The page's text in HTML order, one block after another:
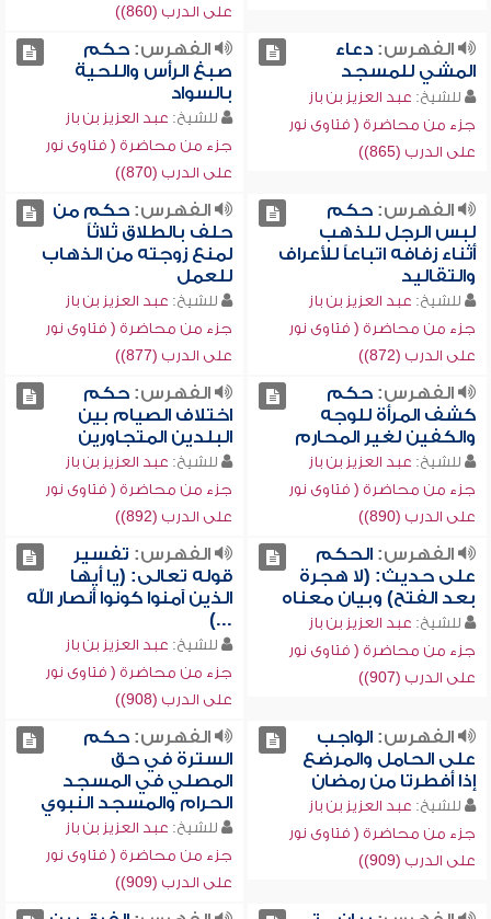
على الدرب (860))
الفهرس:دعاء
المشي للمسجد
للشيخ: عبد العزيز بن باز
جزء من محاضرة ( فتاوى نور
على الدرب (865))
الفهرس:حكم
صبغ الرأس واللحية
بالسواد
للشيخ: عبد العزيز بن باز
جزء من محاضرة ( فتاوى نور
على الدرب (870))
الفهرس:حكم
لبس الرجل للذهب
أثناء زفافه اتباعاً للأعراف
والتقاليد
للشيخ: عبد العزيز بن باز
جزء من محاضرة ( فتاوى نور
على الدرب (872))
الفهرس:حكم من
حلف بالطلاق ثلاثاً
لمنع زوجته من الذهاب
للعمل
للشيخ: عبد العزيز بن باز
جزء من محاضرة ( فتاوى نور
على الدرب (877))
الفهرس:حكم
كشف المرأة للوجه
والكفين لغير المحارم
للشيخ: عبد العزيز بن باز
جزء من محاضرة ( فتاوى نور
على الدرب (890))
الفهرس:حكم
اختلاف الصيام بين
البلدين المتجاورين
للشيخ: عبد العزيز بن باز
جزء من محاضرة ( فتاوى نور
على الدرب (892))
الفهرس:الحكم
على حديث: (لا هجرة
بعد الفتح) وبيان معناه
للشيخ: عبد العزيز بن باز
جزء من محاضرة ( فتاوى نور
على الدرب (907))
الفهرس: تفسير
قوله تعالى: (يا أيها
الذين آمنوا كونوا أنصار الله
...)
للشيخ: عبد العزيز بن باز
جزء من محاضرة ( فتاوى نور
على الدرب (908))
الفهرس:الواجب
على الحامل والمرضع
إذا أفطرتا من رمضان
للشيخ: عبد العزيز بن باز
جزء من محاضرة ( فتاوى نور
على الدرب (909))
الفهرس:حكم
السترة في حق
المصلي في المسجد
الحرام والمسجد النبوي
للشيخ: عبد العزيز بن باز
جزء من محاضرة ( فتاوى نور
على الدرب (909))